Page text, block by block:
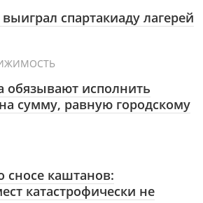
спартакиаду лагерей
обязывают исполнить
сумму, равную городскому
сносе каштанов:
катастрофически не